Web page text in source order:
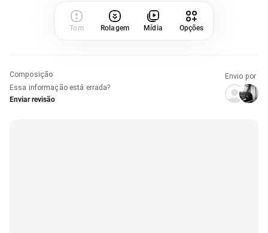
Tom Rolagem Mídia Opções
Composição:
Essa informação está errada?
Enviar revisão
Envio por